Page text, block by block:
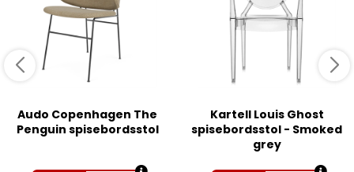
Audo Copenhagen The
Penguin spisebordsstol
Kartell Louis Ghost
spisebordsstol - Smoked
grey